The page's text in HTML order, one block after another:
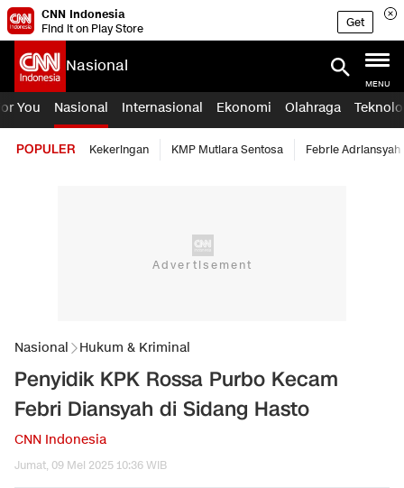
CNN Indonesia
Find it on Play Store
Get
Nasional
MENU
You Nasional Internasional Ekonomi Olahraga
POPULER Kekeringan KMP Mutiara Sentosa Febrie Adriansyah
Nasional Hukum & Kriminal
Penyidik KPK Rossa Purbo Kecam
Febri Diansyah di Sidang Hasto
CNN Indonesia
Jumat, 09 Mei 2025 10:36 WIB